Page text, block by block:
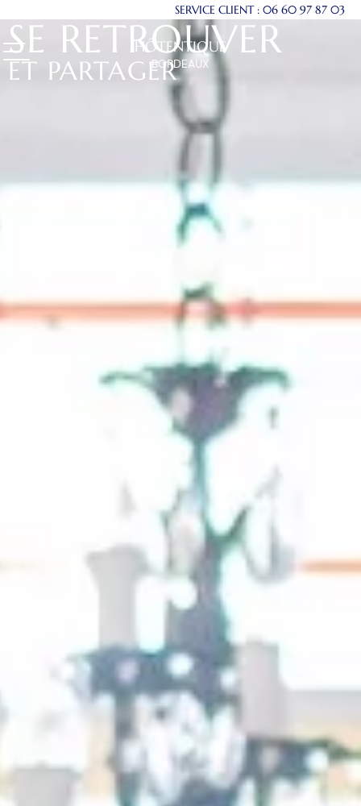
SERVICE CLIENT : 06 60 97 87 03
HÔTENTIQUE
BORDEAUX
SE RETROUVER
ET PARTAGER